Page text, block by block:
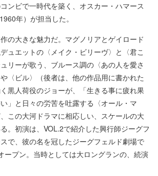
ンビで一時代を築く、オスカー・ハマース
年）が担当した。
の大きな魅力だ。マグノリアとゲイロード
ュエットの〈メイク・ビリーヴ〉と〈君こ
リーが歌う、ブルース調の〈あの人を愛さ
〈ビル〉（後者は、他の作品用に書かれた
黒人荷役のジョーが、「生きる事に疲れ果
」と日々の労苦を吐露する〈オール・マ
この大河ドラマに相応しい、スケールの大
。初演は、VOL.2で紹介した興行師ジーグフ
で、彼の名を冠したジーグフェルド劇場で
ープン。当時としては大ロングランの、続演